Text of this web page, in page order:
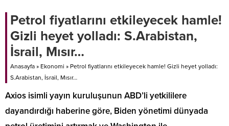
Petrol fiyatlarını etkileyecek hamle!
Gizli heyet yolladı: S.Arabistan,
İsrail, Mısır…
Anasayfa » Ekonomi » Petrol fiyatlarını etkileyecek hamle! Gizli heyet yolladı:
S.Arabistan, İsrail, Mısır…
Axios isimli yayın kuruluşunun ABD’li yetkililere
dayandırdığı haberine göre, Biden yönetimi dünyada